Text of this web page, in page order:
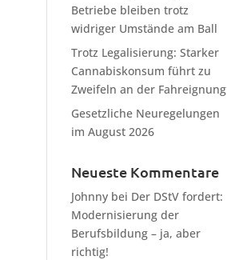
Betriebe bleiben trotz
widriger Umstände am Ball
Trotz Legalisierung: Starker
Cannabiskonsum führt zu
Zweifeln an der Fahreignung
Gesetzliche Neuregelungen
im August 2026
Neueste Kommentare
Johnny bei Der DStV fordert:
Modernisierung der
Berufsbildung – ja, aber
richtig!